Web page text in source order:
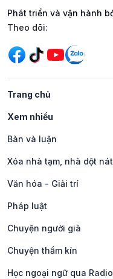
Phát triển và vận hành
Mạng xã hội
Theo dõi:
Trang chủ
Xem nhiều
Bàn và luận
Xóa nhà tạm, nhà dột nát
Văn hóa - Giải trí
Pháp luật
Chuyện người già
Chuyện thầm kín
Học ngoại ngữ qua Radio